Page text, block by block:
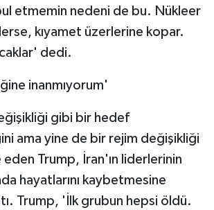
etmemin nedeni de bu. Nükleer
kıyamet üzerlerine kopar.
dedi.
inanmıyorum'
gibi bir hedef
ama yine de bir rejim değişikliği
Trump, İran'ın liderlerinin
hayatlarını kaybetmesine
Trump, 'İlk grubun hepsi öldü.